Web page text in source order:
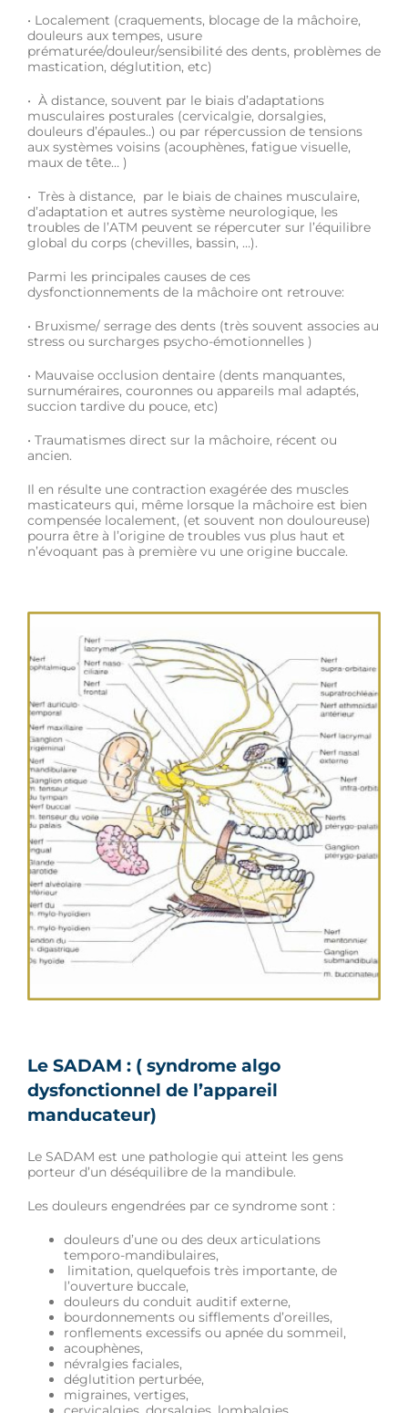
• Localement (craquements, blocage de la mâchoire,
douleurs aux tempes, usure
prématurée/douleur/sensibilité des dents, problèmes de
mastication, déglutition, etc)
• À distance, souvent par le biais d’adaptations
musculaires posturales (cervicalgie, dorsalgies,
douleurs d’épaules..) ou par répercussion de tensions
aux systèmes voisins (acouphènes, fatigue visuelle,
maux de tête… )
• Très à distance, par le biais de chaines musculaire,
d’adaptation et autres système neurologique, les
troubles de l’ATM peuvent se répercuter sur l’équilibre
global du corps (chevilles, bassin, …).
Parmi les principales causes de ces
dysfonctionnements de la mâchoire ont retrouve:
• Bruxisme/ serrage des dents (très souvent associes au
stress ou surcharges psycho-émotionnelles )
• Mauvaise occlusion dentaire (dents manquantes,
surnuméraires, couronnes ou appareils mal adaptés,
succion tardive du pouce, etc)
• Traumatismes direct sur la mâchoire, récent ou
ancien.
Il en résulte une contraction exagérée des muscles
masticateurs qui, même lorsque la mâchoire est bien
compensée localement, (et souvent non douloureuse)
pourra être à l’origine de troubles vus plus haut et
n’évoquant pas à première vu une origine buccale.
Le SADAM : ( syndrome algo
dysfonctionnel de l’appareil
manducateur)
Le SADAM est une pathologie qui atteint les gens
porteur d’un déséquilibre de la mandibule.
Les douleurs engendrées par ce syndrome sont :
douleurs d’une ou des deux articulations
temporo-mandibulaires,
limitation, quelquefois très importante, de
l’ouverture buccale,
douleurs du conduit auditif externe,
bourdonnements ou sifflements d’oreilles,
ronflements excessifs ou apnée du sommeil,
acouphènes,
névralgies faciales,
déglutition perturbée,
migraines, vertiges,